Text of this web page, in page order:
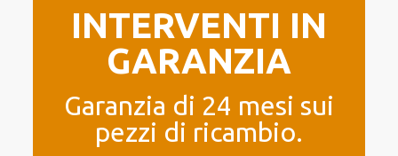
INTERVENTI IN
GARANZIA
Garanzia di 24 mesi sui
pezzi di ricambio.